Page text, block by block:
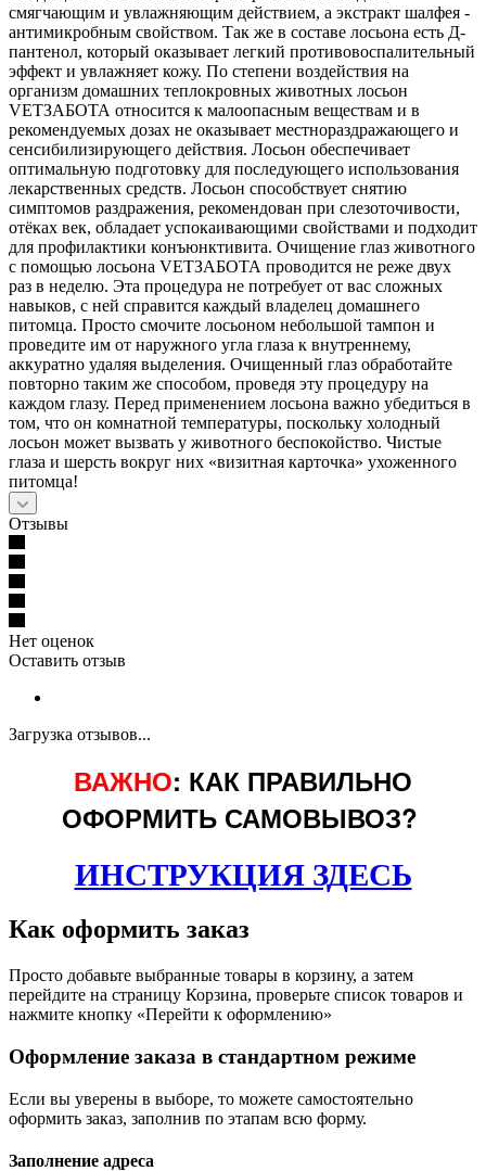
смягчающим и увлажняющим действием, а экстракт шалфея -
антимикробным свойством. Так же в составе лосьона есть Д-
пантенол, который оказывает легкий противовоспалительный
эффект и увлажняет кожу. По степени воздействия на
организм домашних теплокровных животных лосьон
VETЗАБОТА относится к малоопасным веществам и в
рекомендуемых дозах не оказывает местнораздражающего и
сенсибилизирующего действия. Лосьон обеспечивает
оптимальную подготовку для последующего использования
лекарственных средств. Лосьон способствует снятию
симптомов раздражения, рекомендован при слезоточивости,
отёках век, обладает успокаивающими свойствами и подходит
для профилактики конъюнктивита. Очищение глаз животного
с помощью лосьона VETЗАБОТА проводится не реже двух
раз в неделю. Эта процедура не потребует от вас сложных
навыков, с ней справится каждый владелец домашнего
питомца. Просто смочите лосьоном небольшой тампон и
проведите им от наружного угла глаза к внутреннему,
аккуратно удаляя выделения. Очищенный глаз обработайте
повторно таким же способом, проведя эту процедуру на
каждом глазу. Перед применением лосьона важно убедиться в
том, что он комнатной температуры, поскольку холодный
лосьон может вызвать у животного беспокойство. Чистые
глаза и шерсть вокруг них «визитная карточка» ухоженного
питомца!
Отзывы
Нет оценок
Оставить отзыв
Загрузка отзывов...
ВАЖНО: КАК ПРАВИЛЬНО
ОФОРМИТЬ САМОВЫВОЗ?
ИНСТРУКЦИЯ ЗДЕСЬ
Как оформить заказ
Просто добавьте выбранные товары в корзину, а затем
перейдите на страницу Корзина, проверьте список товаров и
нажмите кнопку «Перейти к оформлению»
Оформление заказа в стандартном режиме
Если вы уверены в выборе, то можете самостоятельно
оформить заказ, заполнив по этапам всю форму.
Заполнение адреса